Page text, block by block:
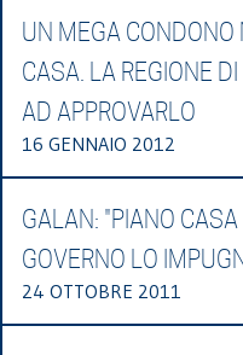
UN MEGA CONDONO
CASA. LA REGIONE
AD APPROVARLO
16 GENNAIO 2012
GALAN: "PIANO
GOVERNO LO
24 OTTOBRE 2011